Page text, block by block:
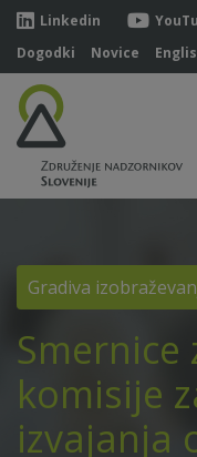
Linkedin
Dogodki
Novice
Gradiva
Smernice
komisije
izvajanja